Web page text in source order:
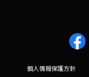
個人情報保護方針